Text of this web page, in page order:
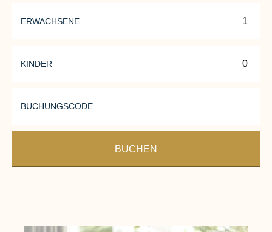
ERWACHSENE
KINDER
BUCHUNGSCODE
BUCHEN